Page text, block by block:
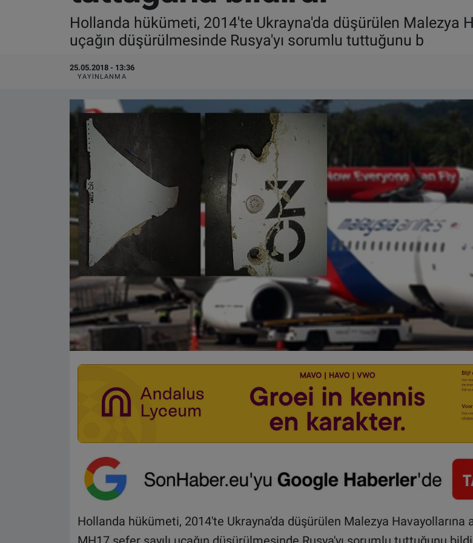
Hollanda hükümeti, 2014'te Ukrayna'da düşürülen Malezya
uçağın düşürülmesinde Rusya'yı sorumlu tuttuğunu b
25.05.2018 - 13:36
YAYINLANMA
Hollanda hükümeti, 2014'te Ukrayna'da düşürülen Malezya Havayollarına
VIDEO GALERİ
ALGEMENE VOORWAARDEN
Çerez Politikası